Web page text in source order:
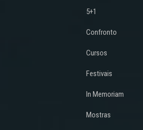
5+1
Confronto
Cursos
Festivais
In Memoriam
Mostras